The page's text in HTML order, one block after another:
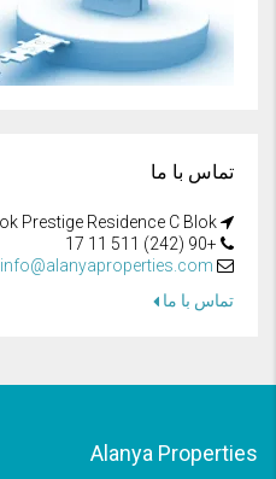
تماس با ما
+90 (242) 511 11 17
info@alanyaproperties.com
تماس با ما
Alanya Properties